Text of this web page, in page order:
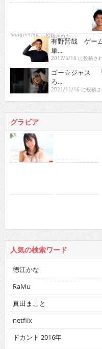
2009/12/16 に投稿された
有野晋哉 ゲー
単...
2017/5/16 に投稿さ
ゴー☆ジャス 『
ろ...
2021/11/16 に投稿さ
グラビア
人気の検索ワード
徳江かな
RaMu
真田まこと
netflix
ドカント 2016年